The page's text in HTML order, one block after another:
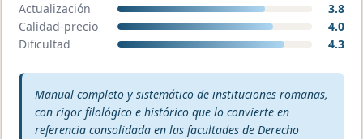
Actualización
3.8
Calidad-precio
4.0
Dificultad
4.3
Veredicto editorial:
Manual completo y sistemático de instituciones romanas,
con rigor filológico e histórico que lo convierte en
referencia consolidada en las facultades de Derecho